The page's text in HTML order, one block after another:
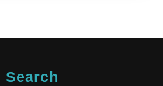
Search